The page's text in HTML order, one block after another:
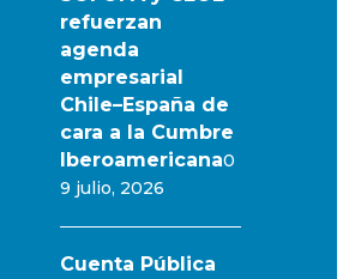
refuerzan
agenda
empresarial
Chile–España de
cara a la Cumbre
Iberoamericana0
9 julio, 2026
Cuenta Pública